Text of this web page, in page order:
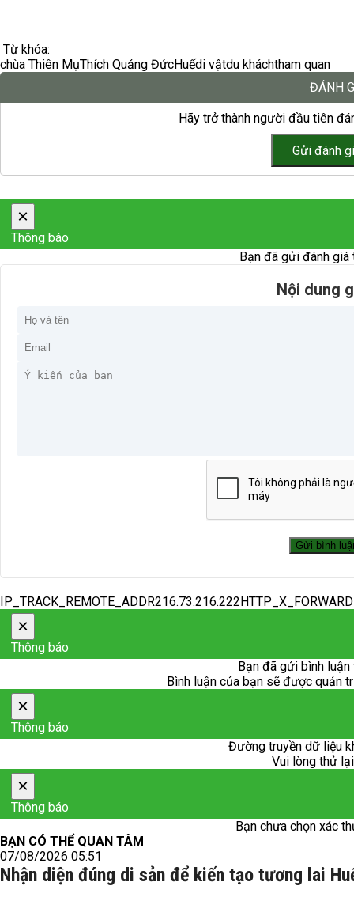
Từ khóa:
chùa Thiên MụThích Quảng ĐứcHuếdi vậtdu kháchtham quan
ĐÁNH
Hãy trở thành người đầu tiên
×
Thông báo
Bạn đã gửi đánh giá
Nội dung
×
Thông báo
Bạn đã gửi bình luận
Bình luận của bạn sẽ được quản
×
Thông báo
Đường truyền dữ liệu
Vui lòng thử
×
Thông báo
Bạn chưa chọn xác
BẠN CÓ THỂ QUAN TÂM
07/08/2026 05:51
Nhận diện đúng di sản để kiến tạo tương lai